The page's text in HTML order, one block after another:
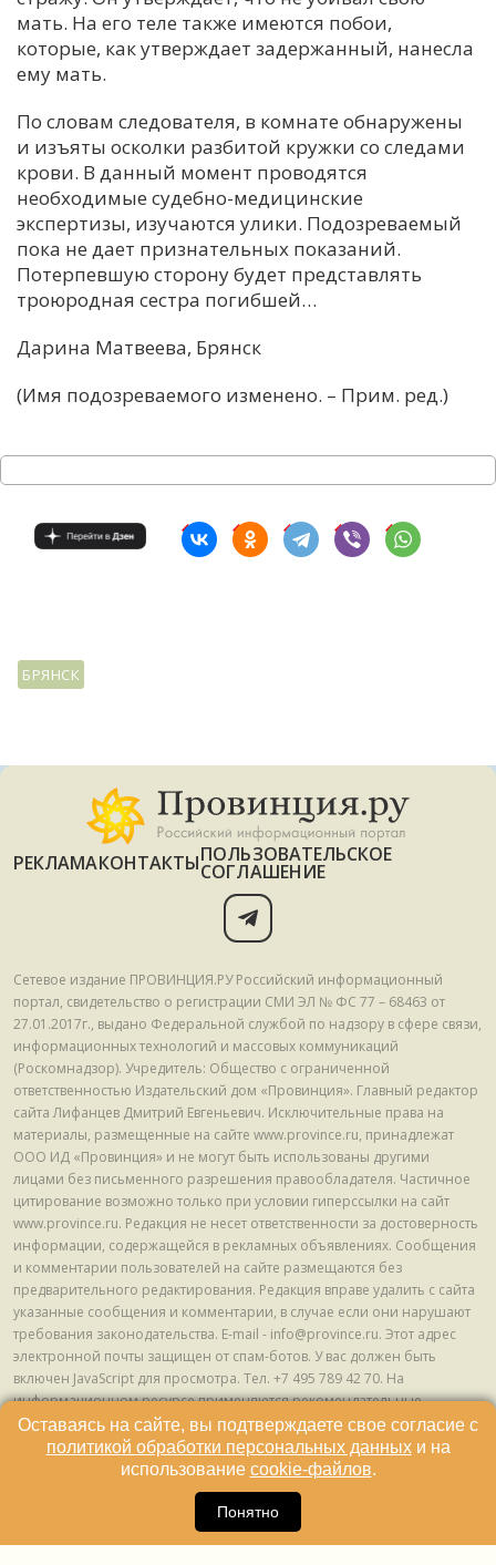
мать. На его теле также имеются побои,
которые, как утверждает задержанный, нанесла
ему мать.
По словам следователя, в комнате обнаружены
и изъяты осколки разбитой кружки со следами
крови. В данный момент проводятся
необходимые судебно-медицинские
экспертизы, изучаются улики. Подозреваемый
пока не дает признательных показаний.
Потерпевшую сторону будет представлять
троюродная сестра погибшей…
Дарина Матвеева, Брянск
(Имя подозреваемого изменено. – Прим. ред.)
БРЯНСК
РЕКЛАМАКОНТАКТЫПОЛЬЗОВАТЕЛЬСКОЕ
СОГЛАШЕНИЕ
Сетевое издание ПРОВИНЦИЯ.РУ Российский информационный
портал, свидетельство о регистрации СМИ ЭЛ № ФС 77 – 68463 от
27.01.2017г., выдано Федеральной службой по надзору в сфере связи,
информационных технологий и массовых коммуникаций
(Роскомнадзор). Учредитель: Общество с ограниченной
ответственностью Издательский дом «Провинция». Главный редактор
сайта Лифанцев Дмитрий Евгеньевич. Исключительные права на
материалы, размещенные на сайте www.province.ru, принадлежат
ООО ИД «Провинция» и не могут быть использованы другими
лицами без письменного разрешения правообладателя. Частичное
цитирование возможно только при условии гиперссылки на сайт
www.province.ru. Редакция не несет ответственности за достоверность
информации, содержащейся в рекламных объявлениях. Сообщения
и комментарии пользователей на сайте размещаются без
предварительного редактирования. Редакция вправе удалить с сайта
указанные сообщения и комментарии, в случае если они нарушают
требования законодательства. E-mail - info@province.ru. Этот адрес
электронной почты защищен от спам-ботов. У вас должен быть
включен JavaScript для просмотра. Tел. +7 495 789 42 70. На
информационном ресурсе применяются рекомендательные
технологии (информационные технологии предоставления
информации на основе сбора, систематизации и анализа сведений,
относящихся к предпочтениям пользователей сети "Интернет",
находящихся на территории Российской Федерации) © ООО ИД
Оставаясь на сайте, вы подтверждаете свое согласие с
политикой обработки персональных данныхи на
использование cookie-файлов.
Понятно